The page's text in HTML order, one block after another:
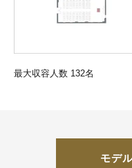
最大収容人数 132名
モデ